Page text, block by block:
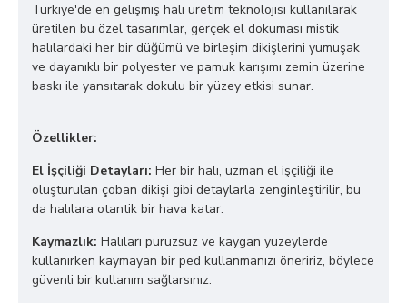
Türkiye'de en gelişmiş halı üretim teknolojisi kullanılarak
üretilen bu özel tasarımlar, gerçek el dokuması mistik
halılardaki her bir düğümü ve birleşim dikişlerini yumuşak
ve dayanıklı bir polyester ve pamuk karışımı zemin üzerine
baskı ile yansıtarak dokulu bir yüzey etkisi sunar.
Özellikler:
El İşçiliği Detayları: Her bir halı, uzman el işçiliği ile
oluşturulan çoban dikişi gibi detaylarla zenginleştirilir, bu
da halılara otantik bir hava katar.
Kaymazlık: Halıları pürüzsüz ve kaygan yüzeylerde
kullanırken kaymayan bir ped kullanmanızı öneririz, böylece
güvenli bir kullanım sağlarsınız.